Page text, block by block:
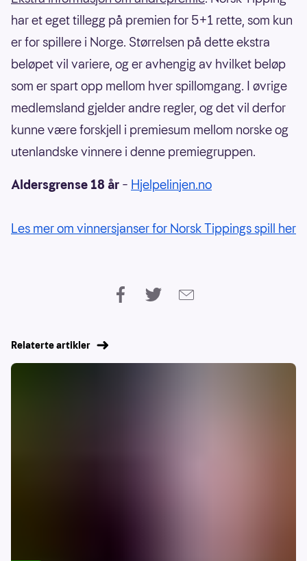
har et eget tillegg på premien for 5+1 rette, som kun
er for spillere i Norge. Størrelsen på dette ekstra
beløpet vil variere, og er avhengig av hvilket beløp
som er spart opp mellom hver spillomgang. I øvrige
medlemsland gjelder andre regler, og det vil derfor
kunne være forskjell i premiesum mellom norske og
utenlandske vinnere i denne premiegruppen.
Aldersgrense 18 år – Hjelpelinjen.no
Les mer om vinnersjanser for Norsk Tippings spill her
Relaterte artikler